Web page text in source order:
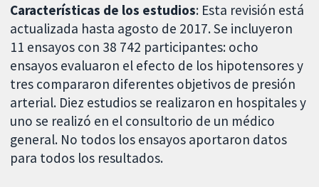
Características de los estudios: Esta revisión está
actualizada hasta agosto de 2017. Se incluyeron
11 ensayos con 38 742 participantes: ocho
ensayos evaluaron el efecto de los hipotensores y
tres compararon diferentes objetivos de presión
arterial. Diez estudios se realizaron en hospitales y
uno se realizó en el consultorio de un médico
general. No todos los ensayos aportaron datos
para todos los resultados.